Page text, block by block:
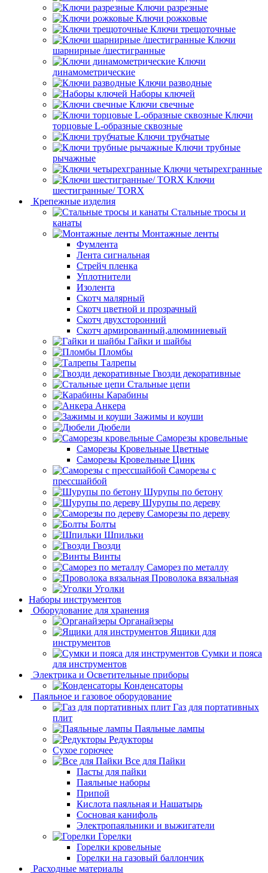
Ключи разрезные
Ключи рожковые
Ключи трещоточные
Ключи
шарнирные /шестигранные
Ключи
динамометрические
Ключи разводные
Наборы ключей
Ключи свечные
Ключи
торцовые L-образные сквозные
Ключи трубчатые
Ключи трубные
рычажные
Ключи четырехгранные
Ключи
шестигранные/ TORX
Крепежные изделия
Стальные тросы и
канаты
Монтажные ленты
Фумлента
Лента сигнальная
Стрейч пленка
Уплотнители
Изолента
Скотч малярный
Скотч цветной и прозрачный
Скотч двухсторонний
Скотч армированный,алюминиевый
Гайки и шайбы
Пломбы
Талрепы
Гвозди декоративные
Стальные цепи
Карабины
Анкера
Зажимы и коуши
Дюбели
Саморезы кровельные
Саморезы Кровельные Цветные
Саморезы Кровельные Цинк
Саморезы с
прессшайбой
Шурупы по бетону
Шурупы по дереву
Саморезы по дереву
Болты
Шпильки
Гвозди
Винты
Саморез по металлу
Проволока вязальная
Уголки
Наборы инструментов
Оборудование для хранения
Органайзеры
Ящики для
инструментов
Сумки и пояса
для инструментов
Электрика и Осветительные приборы
Конденсаторы
Паяльное и газовое оборудование
Газ для портативных
плит
Паяльные лампы
Редукторы
Сухое горючее
Все для Пайки
Пасты для пайки
Паяльные наборы
Припой
Кислота паяльная и Нашатырь
Сосновая канифоль
Электропаяльники и выжигатели
Горелки
Горелки кровельные
Горелки на газовый баллончик
Расходные материалы